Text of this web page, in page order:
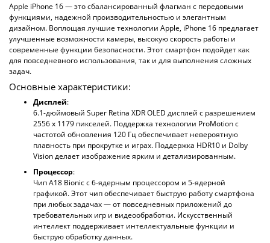
Apple iPhone 16 — это сбалансированный флагман с передовыми
функциями, надежной производительностью и элегантным
дизайном. Воплощая лучшие технологии Apple, iPhone 16 предлагает
улучшенные возможности камеры, высокую скорость работы и
современные функции безопасности. Этот смартфон подойдет как
для повседневного использования, так и для выполнения сложных
задач.
Основные характеристики:
Дисплей:
6.1-дюймовый Super Retina XDR OLED дисплей с разрешением
2556 х 1179 пикселей. Поддержка технологии ProMotion с
частотой обновления 120 Гц обеспечивает невероятную
плавность при прокрутке и играх. Поддержка HDR10 и Dolby
Vision делает изображение ярким и детализированным.
Процессор:
Чип A18 Bionic с 6-ядерным процессором и 5-ядерной
графикой. Этот чип обеспечивает быструю работу смартфона
при любых задачах — от повседневных приложений до
требовательных игр и видеообработки. Искусственный
интеллект поддерживает интеллектуальные функции и
быструю обработку данных.